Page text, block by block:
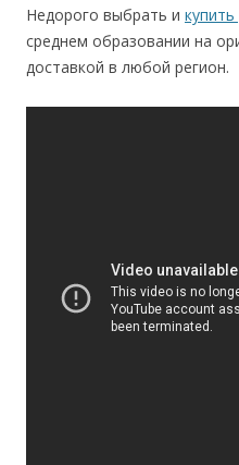
Недорого выбрать и
среднем образовании на
доставкой в любой регион.